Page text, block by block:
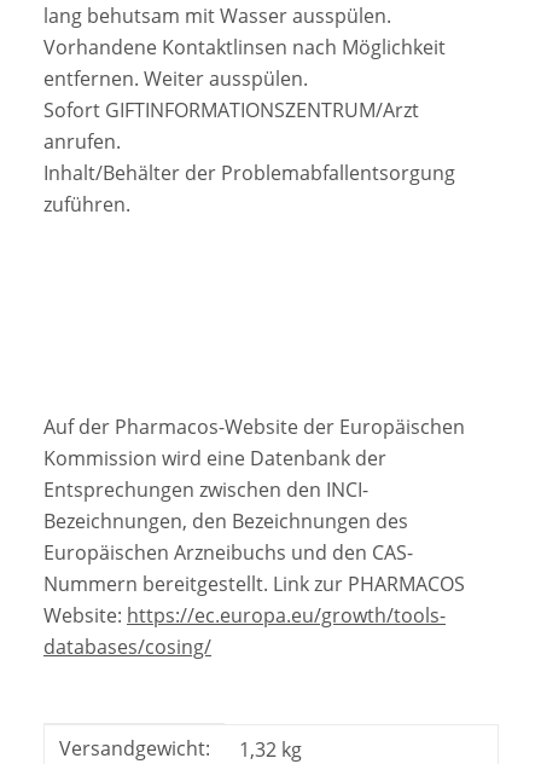
lang behutsam mit Wasser ausspülen.
Vorhandene Kontaktlinsen nach Möglichkeit
entfernen. Weiter ausspülen.
Sofort GIFTINFORMATIONSZENTRUM/Arzt
anrufen.
Inhalt/Behälter der Problemabfallentsorgung
zuführen.
Auf der Pharmacos-Website der Europäischen
Kommission wird eine Datenbank der
Entsprechungen zwischen den INCI-
Bezeichnungen, den Bezeichnungen des
Europäischen Arzneibuchs und den CAS-
Nummern bereitgestellt. Link zur PHARMACOS
Website: https://ec.europa.eu/growth/tools-
databases/cosing/
Produkteigenschaft
Wert
Versandgewicht:
1,32 kg